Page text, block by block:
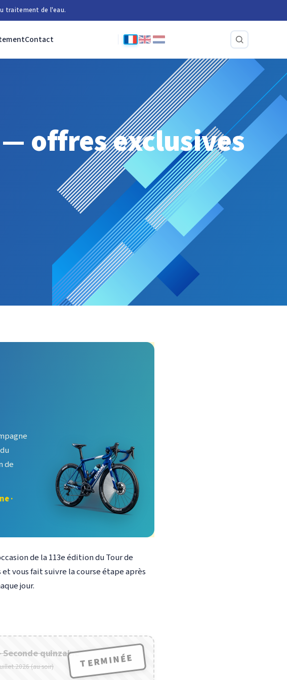
traitement de l'eau.
Contact
— offres exclusives
de
·
de la 113e édition du Tour de
vous fait suivre la course étape après
jour.
TERMINÉE
quinzaine
2026 (au soir)